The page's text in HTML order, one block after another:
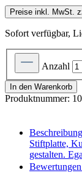
Preise inkl. MwSt.
Sofort verfügbar,
Anzahl
In den Warenkorb
Produktnummer:
Beschreibung
Stiftplatte,
gestalten.
Bewertungen